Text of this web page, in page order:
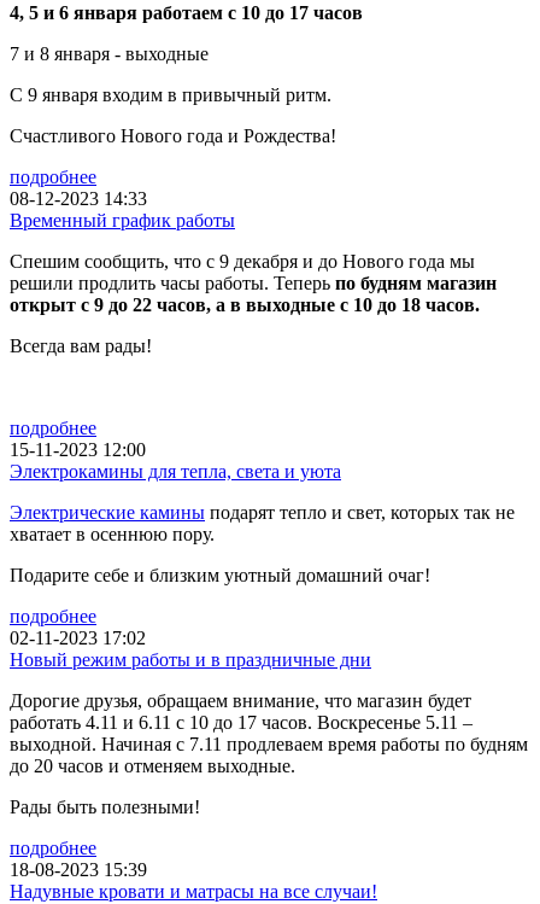
4, 5 и 6 января работаем с 10 до 17 часов
7 и 8 января - выходные
С 9 января входим в привычный ритм.
Счастливого Нового года и Рождества!
подробнее
08-12-2023 14:33
Временный график работы
Спешим сообщить, что с 9 декабря и до Нового года мы
решили продлить часы работы. Теперь по будням магазин
открыт с 9 до 22 часов, а в выходные с 10 до 18 часов.
Всегда вам рады!
подробнее
15-11-2023 12:00
Электрокамины для тепла, света и уюта
Электрические камины подарят тепло и свет, которых так не
хватает в осеннюю пору.
Подарите себе и близким уютный домашний очаг!
подробнее
02-11-2023 17:02
Новый режим работы и в праздничные дни
Дорогие друзья, обращаем внимание, что магазин будет
работать 4.11 и 6.11 с 10 до 17 часов. Воскресенье 5.11 –
выходной. Начиная с 7.11 продлеваем время работы по будням
до 20 часов и отменяем выходные.
Рады быть полезными!
подробнее
18-08-2023 15:39
Надувные кровати и матрасы на все случаи!